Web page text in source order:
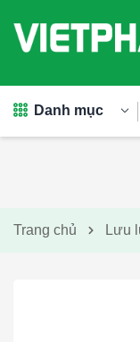
Danh mục
Trang chủ Lưu